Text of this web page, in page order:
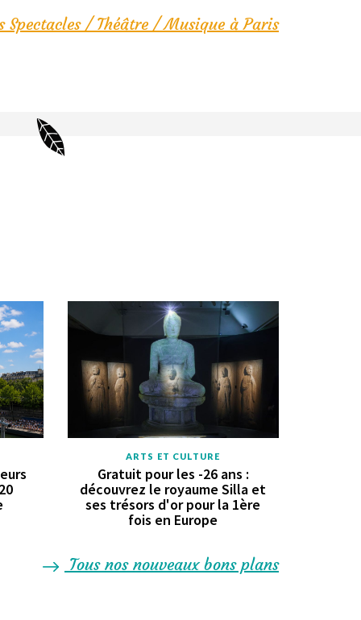
Spectacles / Théâtre / Musique à Paris
ARTS ET CULTURE
Gratuit pour les -26 ans :
découvrez le royaume Silla et
ses trésors d'or pour la 1ère
fois en Europe
Tous nos nouveaux bons plans